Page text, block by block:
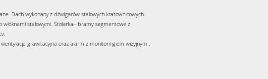
Dach wykonany z dźwigarów stalowych kratownicowych.
stalowymi. Stolarka– bramy segmentowe z
grawitacyjna oraz alarm z monitoringiem wizyjnym .